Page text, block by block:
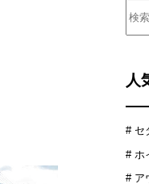
人
# セ
# ホ
# ア